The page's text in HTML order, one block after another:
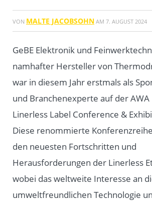
VON MALTE JACOBSOHN AM 7. AUGUST 2024
GeBE Elektronik und
namhafter Hersteller von
war in diesem Jahr erstmals als
und Branchenexperte auf der
Linerless Label Conference &
Diese renommierte
den neuesten Fortschritten und
Herausforderungen der Linerless
wobei das weltweite Interesse an
umweltfreundlichen Technologie